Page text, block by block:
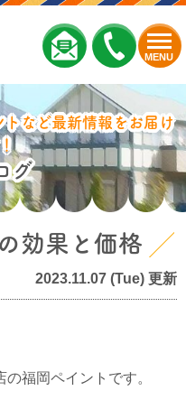
MENU
など最新情報をお届け
グ
効果と価格
2023.11.07 (Tue) 更新
福岡ペイントです。